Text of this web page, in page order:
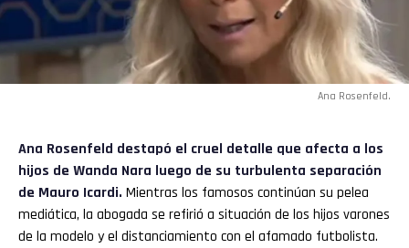
Ana Rosenfeld.
Ana Rosenfeld destapó el cruel detalle que afecta a los
hijos de Wanda Nara luego de su turbulenta separación
de Mauro Icardi. Mientras los famosos continúan su pelea
mediática, la abogada se refirió a situación de los hijos varones
de la modelo y el distanciamiento con el afamado futbolista.